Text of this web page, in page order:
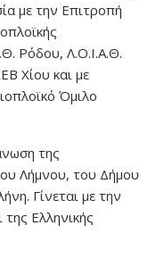
με την Επιτροπή
Ρόδου, Λ.Ο.Ι.Α.Θ.
Χίου και με
Όμιλο
της
Λήμνου, του Δήμου
Γίνεται με την
Ελληνικής